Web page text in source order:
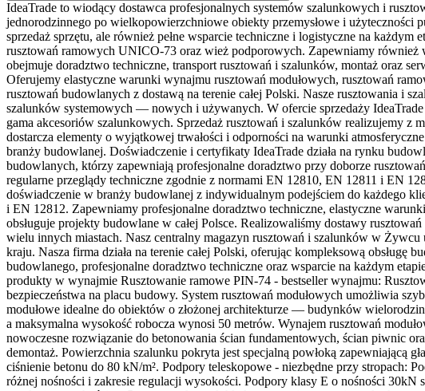
IdeaTrade to wiodący dostawca profesjonalnych systemów szalunkowych i
jednorodzinnego po wielkopowierzchniowe obiekty przemysłowe i
sprzedaż sprzętu, ale również pełne wsparcie techniczne i logistyczne na
rusztowań ramowych UNICO-73 oraz wież podporowych. Zapewniamy również
obejmuje doradztwo techniczne, transport rusztowań i szalunków, montaż oraz
Oferujemy elastyczne warunki wynajmu rusztowań modułowych, rusztowań
rusztowań budowlanych z dostawą na terenie całej Polski. Nasze rusztowania i
szalunków systemowych — nowych i używanych. W ofercie sprzedaży
gama akcesoriów szalunkowych. Sprzedaż rusztowań i szalunków realizujemy z
dostarcza elementy o wyjątkowej trwałości i odporności na warunki
branży budowlanej. Doświadczenie i certyfikaty IdeaTrade działa na rynku
budowlanych, którzy zapewniają profesjonalne doradztwo przy doborze
regularne przeglądy techniczne zgodnie z normami EN 12810, EN 12811 i EN
doświadczenie w branży budowlanej z indywidualnym podejściem do każdego
i EN 12812. Zapewniamy profesjonalne doradztwo techniczne, elastyczne
obsługuje projekty budowlane w całej Polsce. Realizowaliśmy dostawy
wielu innych miastach. Nasz centralny magazyn rusztowań i szalunków w
kraju. Nasza firma działa na terenie całej Polski, oferując kompleksową
budowlanego, profesjonalne doradztwo techniczne oraz wsparcie na każdym
produkty w wynajmie Rusztowanie ramowe PIN-74 - bestseller wynajmu:
bezpieczeństwa na placu budowy. System rusztowań modułowych umożliwia
modułowe idealne do obiektów o złożonej architekturze — budynków
a maksymalna wysokość robocza wynosi 50 metrów. Wynajem rusztowań
nowoczesne rozwiązanie do betonowania ścian fundamentowych, ścian piwnic
demontaż. Powierzchnia szalunku pokryta jest specjalną powłoką zapewniającą
ciśnienie betonu do 80 kN/m². Podpory teleskopowe - niezbędne przy stropach:
różnej nośności i zakresie regulacji wysokości. Podpory klasy E o nośności